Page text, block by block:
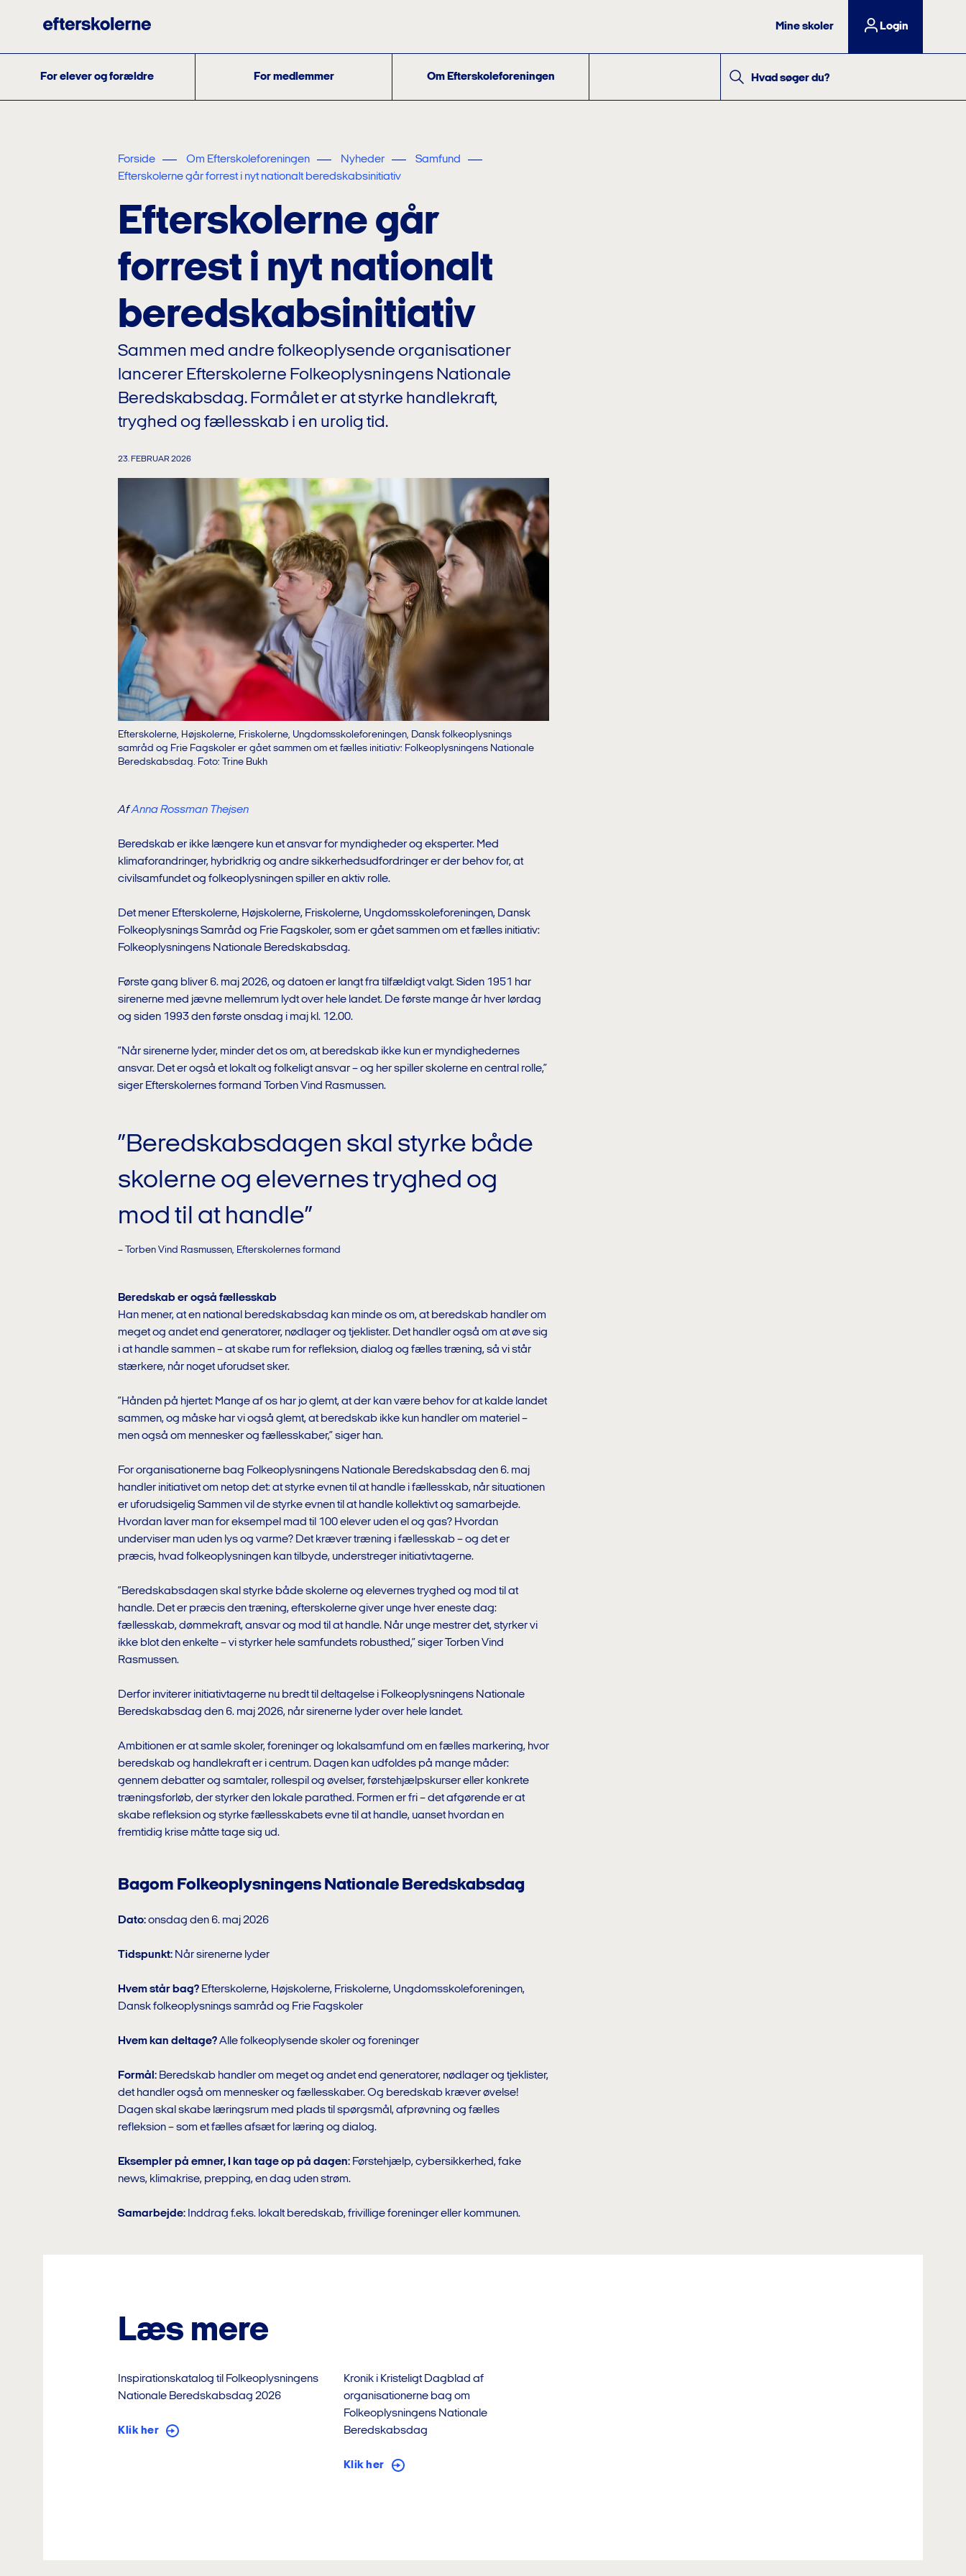
Mine skoler Login
For elever og forældre For medlemmer Om Efterskoleforeningen Hvad søger du?
Forside Om Efterskoleforeningen Nyheder
Samfund
Efterskolerne går forrest i nyt nationalt beredskabsinitiativ
Efterskolerne går
forrest i nyt nationalt
beredskabsinitiativ
Sammen med andre folkeoplysende organisationer
lancerer Efterskolerne Folkeoplysningens Nationale
Beredskabsdag. Formålet er at styrke handlekraft,
tryghed og fællesskab i en urolig tid.
23. FEBRUAR 2026
Efterskolerne, Højskolerne, Friskolerne, Ungdomsskoleforeningen, Dansk folkeoplysnings
samråd og Frie Fagskoler er gået sammen om et fælles initiativ: Folkeoplysningens Nationale
Beredskabsdag. Foto: Trine Bukh
AfAnna Rossman Thejsen
Beredskab er ikke længere kun et ansvar for myndigheder og eksperter. Med
klimaforandringer, hybridkrig og andre sikkerhedsudfordringer er der behov for, at
civilsamfundet og folkeoplysningen spiller en aktiv rolle.
Det mener Efterskolerne, Højskolerne, Friskolerne, Ungdomsskoleforeningen, Dansk
Folkeoplysnings Samråd og Frie Fagskoler, som er gået sammen om et fælles initiativ:
Folkeoplysningens Nationale Beredskabsdag.
Første gang bliver 6. maj 2026, og datoen er langt fra tilfældigt valgt. Siden 1951 har
sirenerne med jævne mellemrum lydt over hele landet. De første mange år hver lørdag
og siden 1993 den første onsdag i maj kl. 12.00.
”Når sirenerne lyder, minder det os om, at beredskab ikke kun er myndighedernes
ansvar. Det er også et lokalt og folkeligt ansvar – og her spiller skolerne en central rolle,”
siger Efterskolernes formand Torben Vind Rasmussen.
”Beredskabsdagen skal styrke både
skolerne og elevernes tryghed og
mod til at handle”
– Torben Vind Rasmussen, Efterskolernes formand
Beredskab er også fællesskab
Han mener, at en national beredskabsdag kan minde os om, at beredskab handler om
meget og andet end generatorer, nødlager og tjeklister. Det handler også om at øve sig
i at handle sammen – at skabe rum for refleksion, dialog og fælles træning, så vi står
stærkere, når noget uforudset sker.
”Hånden på hjertet: Mange af os har jo glemt, at der kan være behov for at kalde landet
sammen, og måske har vi også glemt, at beredskab ikke kun handler om materiel –
men også om mennesker og fællesskaber,” siger han.
For organisationerne bag Folkeoplysningens Nationale Beredskabsdag den 6. maj
handler initiativet om netop det: at styrke evnen til at handle i fællesskab, når situationen
er uforudsigelig Sammen vil de styrke evnen til at handle kollektivt og samarbejde.
Hvordan laver man for eksempel mad til 100 elever uden el og gas? Hvordan
underviser man uden lys og varme? Det kræver træning i fællesskab – og det er
præcis, hvad folkeoplysningen kan tilbyde, understreger initiativtagerne.
”Beredskabsdagen skal styrke både skolerne og elevernes tryghed og mod til at
handle. Det er præcis den træning, efterskolerne giver unge hver eneste dag:
fællesskab, dømmekraft, ansvar og mod til at handle. Når unge mestrer det, styrker vi
ikke blot den enkelte – vi styrker hele samfundets robusthed,” siger Torben Vind
Rasmussen.
Derfor inviterer initiativtagerne nu bredt til deltagelse i Folkeoplysningens Nationale
Beredskabsdag den 6. maj 2026, når sirenerne lyder over hele landet.
Ambitionen er at samle skoler, foreninger og lokalsamfund om en fælles markering, hvor
beredskab og handlekraft er i centrum. Dagen kan udfoldes på mange måder:
gennem debatter og samtaler, rollespil og øvelser, førstehjælpskurser eller konkrete
træningsforløb, der styrker den lokale parathed. Formen er fri – det afgørende er at
skabe refleksion og styrke fællesskabets evne til at handle, uanset hvordan en
fremtidig krise måtte tage sig ud.
Bagom Folkeoplysningens Nationale Beredskabsdag
Dato:onsdag den 6. maj 2026
Tidspunkt: Når sirenerne lyder
Hvem står bag? Efterskolerne, Højskolerne, Friskolerne, Ungdomsskoleforeningen,
Dansk folkeoplysnings samråd og Frie Fagskoler
Hvem kan deltage?Alle folkeoplysende skoler og foreninger
Formål: Beredskab handler om meget og andet end generatorer, nødlager og tjeklister,
det handler også om mennesker og fællesskaber. Og beredskab kræver øvelse!
Dagen skal skabe læringsrum med plads til spørgsmål, afprøvning og fælles
refleksion – som et fælles afsæt for læring og dialog.
Eksempler på emner, I kan tage op på dagen: Førstehjælp, cybersikkerhed, fake
news, klimakrise, prepping, en dag uden strøm.
Samarbejde: Inddrag f.eks. lokalt beredskab, frivillige foreninger eller kommunen.
Læs mere
Inspirationskatalog til Folkeoplysningens
Nationale Beredskabsdag 2026
Klik her
Kronik i Kristeligt Dagblad af
organisationerne bag om
Folkeoplysningens Nationale
Beredskabsdag
Klik her